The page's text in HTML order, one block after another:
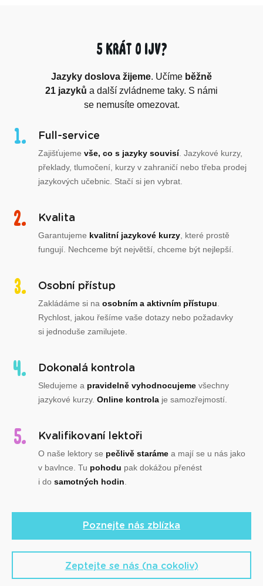
5 krát o IJV?
Jazyky doslova žijeme. Učíme běžně
21 jazyků a další zvládneme taky. S námi
se nemusíte omezovat.
Full-service
Zajišťujeme vše, co s jazyky souvisí. Jazykové kurzy,
překlady, tlumočení, kurzy v zahraničí nebo třeba prodej
jazykových učebnic. Stačí si jen vybrat.
Kvalita
Garantujeme kvalitní jazykové kurzy , které prostě
fungují. Nechceme být největší, chceme být nejlepší.
Osobní přístup
Zakládáme si na osobním a aktivním přístupu
Rychlost, jakou řešíme vaše dotazy nebo požadavky
si jednoduše zamilujete.
Dokonalá kontrola
Sledujeme a pravidelně vyhodnocujeme všechny
jazykové kurzy. Online kontrola je samozřejmostí.
Kvalifikovaní lektoři
O naše lektory se pečlivě staráme a mají se u nás jako
v bavlnce. Tu pohodu pak dokážou přenést
i do samotných hodin
Poznejte nás zblízka
Zeptejte se nás (na cokoliv)